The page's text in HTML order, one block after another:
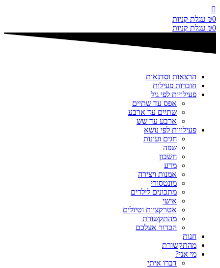
דלג
לתוכן
₪0
עגלת קניות
₪0 עגלת קניות
הרצאות וסדנאות
חוברות פעילות
פעילויות לפי גיל
אפס עד שתיים
שתיים עד ארבע
ארבע עד שש
פעילויות לפי נושא
חגים ועונות
שפה
חשבון
מדע
אמנות ויצירה
מונטסורי
מתכונים לילדים
אישי
אטרקציות וטיולים
מהתקשורת
הכדור אצלכם
חנות
מהתקשורת
מי אני?
דברו איתי